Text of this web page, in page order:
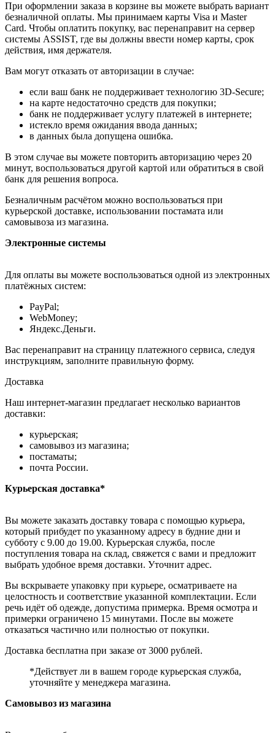
При оформлении заказа в корзине вы можете выбрать вариант
безналичной оплаты. Мы принимаем карты Visa и Master
Card. Чтобы оплатить покупку, вас перенаправит на сервер
системы ASSIST, где вы должны ввести номер карты, срок
действия, имя держателя.
Вам могут отказать от авторизации в случае:
если ваш банк не поддерживает технологию 3D-Secure;
на карте недостаточно средств для покупки;
банк не поддерживает услугу платежей в интернете;
истекло время ожидания ввода данных;
в данных была допущена ошибка.
В этом случае вы можете повторить авторизацию через 20
минут, воспользоваться другой картой или обратиться в свой
банк для решения вопроса.
Безналичным расчётом можно воспользоваться при
курьерской доставке, использовании постамата или
самовывоза из магазина.
Электронные системы
Для оплаты вы можете воспользоваться одной из электронных
платёжных систем:
PayPal;
WebMoney;
Яндекс.Деньги.
Вас перенаправит на страницу платежного сервиса, следуя
инструкциям, заполните правильную форму.
Доставка
Наш интернет-магазин предлагает несколько вариантов
доставки:
курьерская;
самовывоз из магазина;
постаматы;
почта России.
Курьерская доставка*
Вы можете заказать доставку товара с помощью курьера,
который прибудет по указанному адресу в будние дни и
субботу с 9.00 до 19.00. Курьерская служба, после
поступления товара на склад, свяжется с вами и предложит
выбрать удобное время доставки. Уточнит адрес.
Вы вскрываете упаковку при курьере, осматриваете на
целостность и соответствие указанной комплектации. Если
речь идёт об одежде, допустима примерка. Время осмотра и
примерки ограничено 15 минутами. После вы можете
отказаться частично или полностью от покупки.
Доставка бесплатна при заказе от 3000 рублей.
*Действует ли в вашем городе курьерская служба,
уточняйте у менеджера магазина.
Самовывоз из магазина